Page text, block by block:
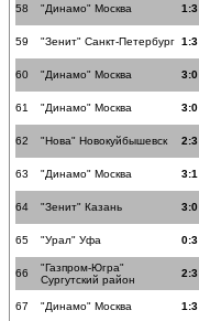
58 "Динамо" Москва 1:3
59 "Зенит" Санкт-Петербург 1:3
60 "Динамо" Москва 3:0
61 "Динамо" Москва 3:0
62 "Нова" Новокуйбышевск 2:3
63 "Динамо" Москва 3:1
64 "Зенит" Казань 3:0
65 "Урал" Уфа 0:3
66
"Газпром-Югра"
Сургутский район
2:3
67 "Динамо" Москва 1:3